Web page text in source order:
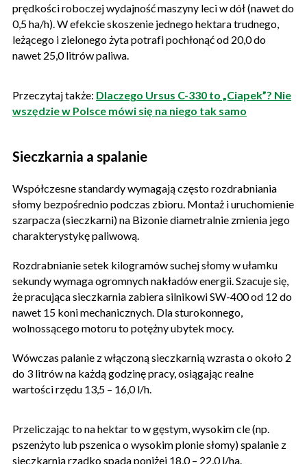
prędkości roboczej wydajność maszyny leci w dół (nawet do
0,5 ha/h). W efekcie skoszenie jednego hektara trudnego,
leżącego i zielonego żyta potrafi pochłonąć od 20,0 do
nawet 25,0 litrów paliwa.
Przeczytaj także: Dlaczego Ursus C-330 to „Ciapek”? Nie
wszędzie w Polsce mówi się na niego tak samo
Sieczkarnia a spalanie
Współczesne standardy wymagają często rozdrabniania
słomy bezpośrednio podczas zbioru. Montaż i uruchomienie
szarpacza (sieczkarni) na Bizonie diametralnie zmienia jego
charakterystykę paliwową.
Rozdrabnianie setek kilogramów suchej słomy w ułamku
sekundy wymaga ogromnych nakładów energii. Szacuje się,
że pracująca sieczkarnia zabiera silnikowi SW-400 od 12 do
nawet 15 koni mechanicznych. Dla sturokonnego,
wolnossącego motoru to potężny ubytek mocy.
Wówczas palanie z włączoną sieczkarnią wzrasta o około 2
do 3 litrów na każdą godzinę pracy, osiągając realne
wartości rzędu 13,5 – 16,0 l/h.
Przeliczając to na hektar to w gęstym, wysokim cle (np.
pszenżyto lub pszenica o wysokim plonie słomy) spalanie z
sieczkarnią rzadko spada poniżej 18,0 – 22,0 l/ha.